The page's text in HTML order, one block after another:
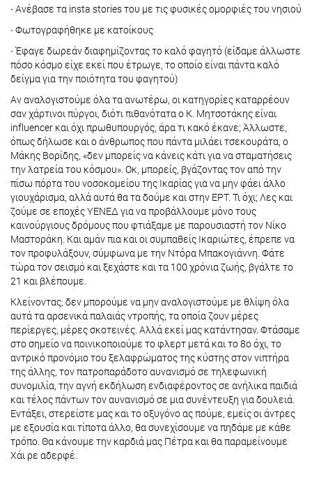
∙ Ανέβασε τα insta stories του με τις φυσικές ομορφιές του νησιού
∙ Φωτογραφήθηκε με κατοίκους
∙ Έφαγε δωρεάν διαφημίζοντας το καλό φαγητό (είδαμε άλλωστε
πόσο κόσμο είχε εκεί που έτρωγε, το οποίο είναι πάντα καλό
δείγμα για την ποιότητα του φαγητού)
Αν αναλογιστούμε όλα τα ανωτέρω, οι κατηγορίες καταρρέουν
σαν χάρτινοι πύργοι, διότι πιθανότατα ο Κ. Μητσοτάκης είναι
influencer και όχι πρωθυπουργός, άρα τι κακό έκανε; Άλλωστε,
όπως δήλωσε και ο άνθρωπος που πάντα μιλάει τσεκουράτα, ο
Μάκης Βορίδης, «δεν μπορείς να κάνεις κάτι για να σταματήσεις
την λατρεία του κόσμου». Οκ, μπορείς, βγάζοντας τον από την
πίσω πόρτα του νοσοκομείου της Ικαρίας για να μην φάει άλλο
γιουχάρισμα, αλλά αυτά θα τα δούμε και στην ΕΡΤ. Τι όχι; Λες και
ζούμε σε εποχές ΥΕΝΕΔ για να προβάλλουμε μόνο τους
καινούργιους δρόμους που φτιάξαμε με παρουσιαστή τον Νίκο
Μαστοράκη. Και αμάν πια και οι συμπαθείς Ικαριώτες, έπρεπε να
τον προφυλάξουν, σύμφωνα με την Ντόρα Μπακογιάννη. Φάτε
τώρα τον σεισμό και ξεχάστε και τα 100 χρόνια ζωής, βγάλτε το
21 και βλέπουμε.
Κλείνοντας, δεν μπορούμε να μην αναλογιστούμε με θλίψη όλα
αυτά τα αρσενικά παλαιάς ντροπής, τα οποία ζουν μέρες
περίεργες, μέρες σκοτεινές. Αλλά εκεί μας κατάντησαν. Φτάσαμε
στο σημείο να ποινικοποιούμε το φλερτ μετά και το 8ο όχι, το
αντρικό προνόμιο του ξελαφρώματος της κύστης στον νιπτήρα
της άλλης, τον πατροπαράδοτο αυνανισμό σε τηλεφωνική
συνομιλία, την αγνή εκδήλωση ενδιαφέροντος σε ανήλικα παιδιά
και τέλος πάντων τον αυνανισμό σε μια συνέντευξη για δουλειά.
Εντάξει, στερείστε μας και το οξυγόνο ας πούμε, εμείς οι άντρες
με εξουσία και τίποτα άλλο, θα συνεχίσουμε να πηδάμε με κάθε
τρόπο. Θα κάνουμε την καρδιά μας Πέτρα και θα παραμείνουμε
Χάι ρε αδερφέ.